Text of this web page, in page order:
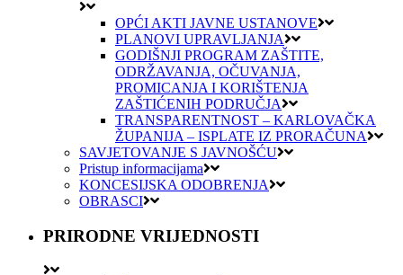
OPĆI AKTI JAVNE USTANOVE
PLANOVI UPRAVLJANJA
GODIŠNJI PROGRAM ZAŠTITE,
ODRŽAVANJA, OČUVANJA,
PROMICANJA I KORIŠTENJA
ZAŠTIĆENIH PODRUČJA
TRANSPARENTNOST – KARLOVAČKA
ŽUPANIJA – ISPLATE IZ PRORAČUNA
SAVJETOVANJE S JAVNOŠĆU
Pristup informacijama
KONCESIJSKA ODOBRENJA
OBRASCI
PRIRODNE VRIJEDNOSTI